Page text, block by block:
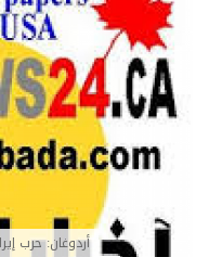
أردوغان: حرب